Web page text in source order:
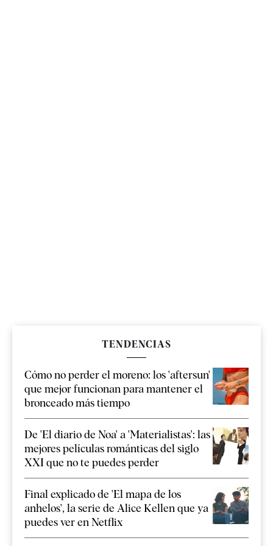
TENDENCIAS
Cómo no perder el moreno: los 'aftersun'
que mejor funcionan para mantener el
bronceado más tiempo
De 'El diario de Noa' a 'Materialistas': las
mejores películas románticas del siglo
XXI que no te puedes perder
Final explicado de 'El mapa de los
anhelos', la serie de Alice Kellen que ya
puedes ver en Netflix